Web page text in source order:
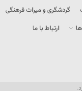
گردشگری و میراث فرهنگی
ارتباط با ما